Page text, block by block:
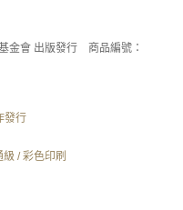
金會 出版發行 商品編號：
發行
/ 彩色印刷